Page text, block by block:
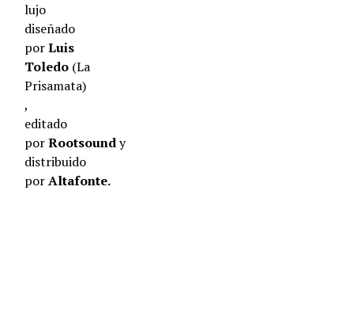
lujo
diseñado
porLuis
Toledo(La
Prisamata)
,
editado
porRootsoundy
distribuido
porAltafonte.